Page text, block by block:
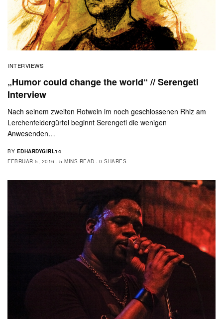
INTERVIEWS
„Humor could change the world“ // Serengeti
Interview
Nach seinem zweiten Rotwein im noch geschlossenen Rhiz am
Lerchenfeldergürtel beginnt Serengeti die wenigen
Anwesenden…
BY EDHARDYGIRL14
FEBRUAR 5, 2016
5 MINS READ 0 SHARES